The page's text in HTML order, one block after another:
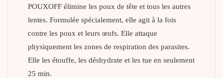
POUXOFF élimine les poux de tête et tous les autres
lentes. Formulée spécialement, elle agit à la fois
contre les poux et leurs œufs. Elle attaque
physiquement les zones de respiration des parasites.
Elle les étouffe, les déshydrate et les tue en seulement
25 min.